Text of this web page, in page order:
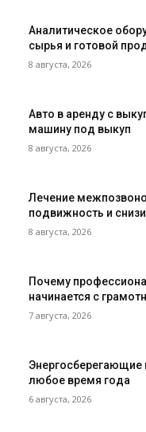
Аналитическое
сырья и готовой
8 августа, 2026
Авто в аренду с
машину под выкуп
8 августа, 2026
Лечение
подвижность и
8 августа, 2026
Почему
начинается с
7 августа, 2026
Энергосберегающие
любое время года
6 августа, 2026